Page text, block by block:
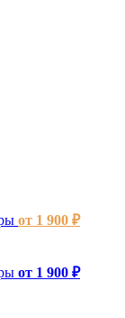
от 1 900 ₽
от 1 900 ₽